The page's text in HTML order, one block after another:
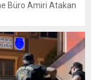
Büro Amiri Atakan
açılan
dönemin...